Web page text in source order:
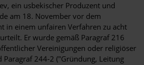
ein usbekischer Produzent und
am 18. November vor dem
in einem unfairen Verfahren zu acht
Er wurde gemäß Paragraf 216
Vereinigungen oder religiöser
Paragraf 244-2 ("Gründung, Leitung